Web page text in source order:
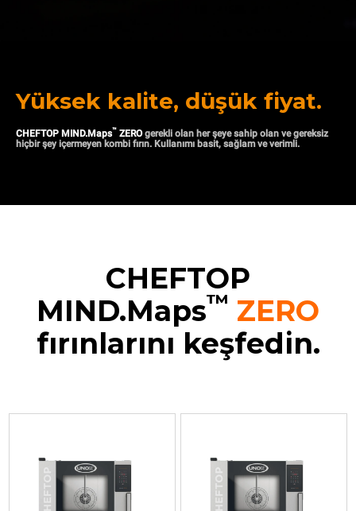
Yüksek kalite, düşük fiyat.
CHEFTOP MIND.Maps™ ZEROgerekli olan her şeye sahip olan ve gereksiz
hiçbir şey içermeyen kombi fırın. Kullanımı basit, sağlam ve verimli.
CHEFTOP
MIND.Maps™ ZERO
fırınlarını keşfedin.
EZRM
konveksiyon
CHEFTOP
EZRM-
Nemli
konveksiyon
EZRM
Nemli
konveksiyon
CHEFTOP
EZRM
Nemli
konveksiyon
firini